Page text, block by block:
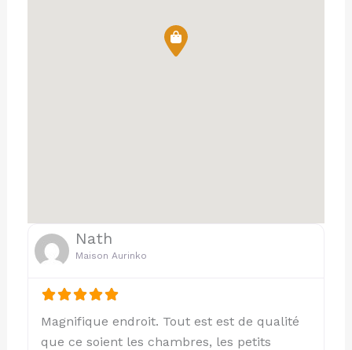
Nath
Maison Aurinko
Magnifique endroit. Tout est est de qualité
que ce soient les chambres, les petits